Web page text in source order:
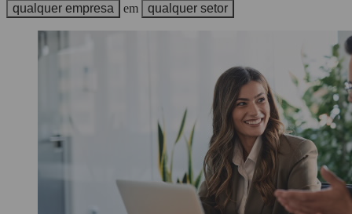
qualquer empresa
em qualquer setor